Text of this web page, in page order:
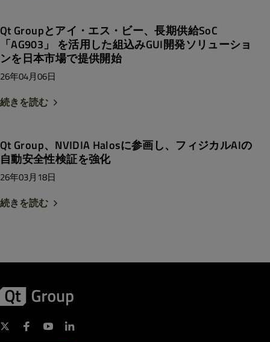
Qt Groupとアイ・エス・ビー、長期供給SoC
「AG903」 を活用した組込みGUI開発ソリューショ
ンを日本市場で提供開始
26年04月06日
続きを読む
Qt Group、NVIDIA Halosに参画し、フィジカルAIの
自動安全性検証を強化
26年03月18日
続きを読む